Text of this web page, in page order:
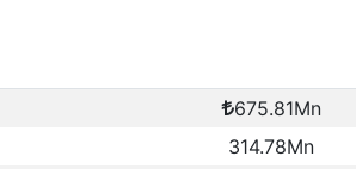
675.81Mn
314.78Mn